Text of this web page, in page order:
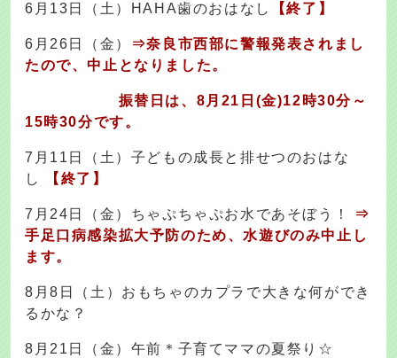
6月13日（土）HAHA歯のおはなし 【終了】
6月26日（金）
⇒奈良市西部に警報発表されまし
たので、中止となりました。
振替日は、8月21日(金)12時30分～
15時30分です。
7月11日（土）子どもの成長と排せつのおはな
し
【終了】
7月24日（金）ちゃぷちゃぷお水であそぼう！
⇒
手足口病感染拡大予防のため、水遊びのみ中止し
ます。
8月8日（土）おもちゃのカプラで大きな何ができ
るかな？
8月21日（金）午前＊子育てママの夏祭り☆